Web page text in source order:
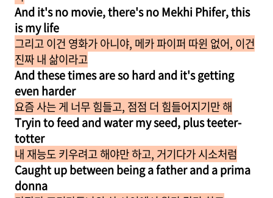
And it's no movie, there's no Mekhi Phifer, this
is my life
그리고 이건 영화가 아니야, 메카 파이퍼 따윈 없어, 이건
진짜 내 삶이라고
And these times are so hard and it's getting
even harder
요즘 사는 게 너무 힘들고, 점점 더 힘들어지기만 해
Tryin to feed and water my seed, plus teeter-
totter
내 재능도 키우려고 해야만 하고, 거기다가 시소처럼
Caught up between being a father and a prima
donna